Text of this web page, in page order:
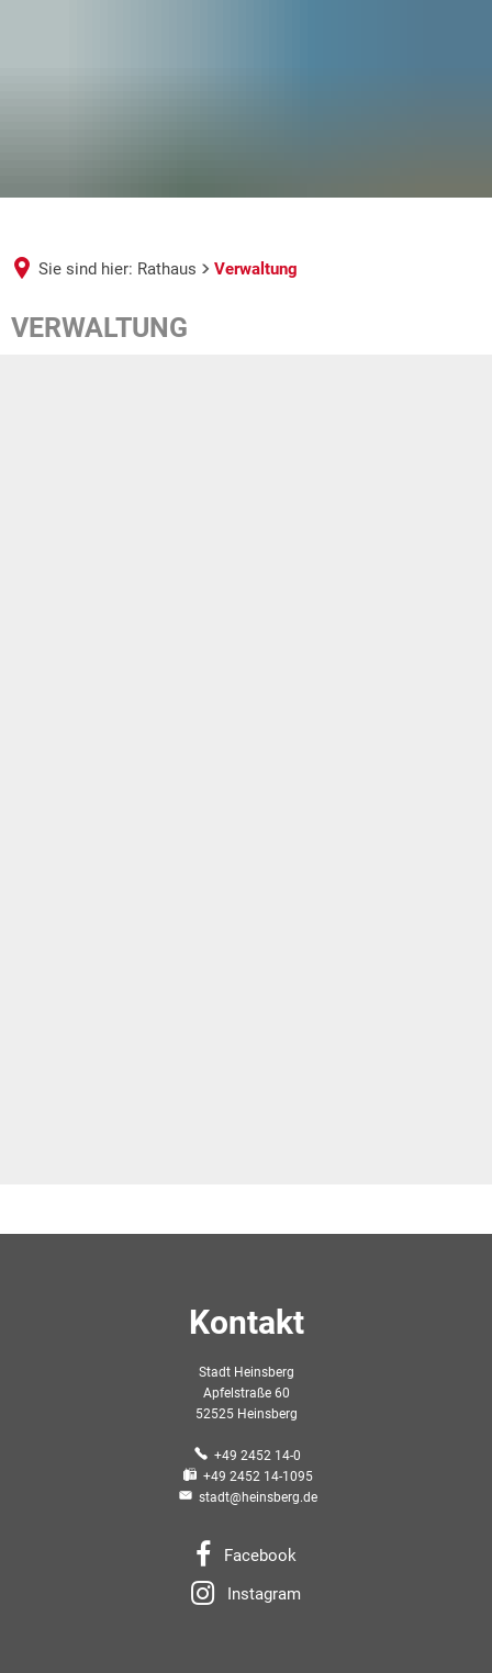
Sie sind hier: Rathaus Verwaltung
Verwaltung
VERWALTUNG
Kontakt
Stadt Heinsberg
Apfelstraße 60
52525 Heinsberg
+49 2452 14-0
+49 2452 14-1095
stadt@heinsberg.de
Facebook
Instagram